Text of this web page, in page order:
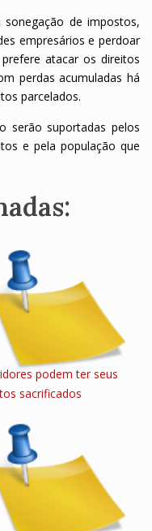
de impostos,
empresários e perdoar
atacar os direitos
perdas acumuladas há
parcelados.
serão suportadas pelos
e pela população que
podem ter seus
sacrificados